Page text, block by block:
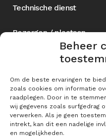
Beheer
Om de beste ervaringen te
zoals cookies om informatie
raadplegen. Door in te
wij gegevens zoals surfgedrag
verwerken. Als je geen
intrekt, kan dit een nadelige
en mogelijkheden.
Technische dienst
Bezorgen / plaatsen
Contact
Westerweg 258
1852 AR Heiloo
Bel voor de winkel: 072 533